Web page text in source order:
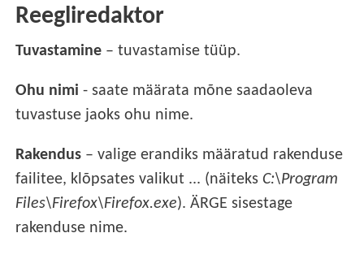
Reegliredaktor
Tuvastamine – tuvastamise tüüp.
Ohu nimi - saate määrata mõne saadaoleva
tuvastuse jaoks ohu nime.
Rakendus – valige erandiks määratud rakenduse
failitee, klõpsates valikut ... (näiteksC:\Program
Files\Firefox\Firefox.exe). ÄRGE sisestage
rakenduse nime.